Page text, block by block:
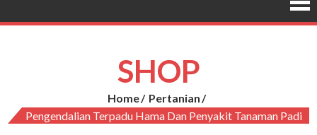
SHOP
Home
Pertanian
Pengendalian Terpadu Hama Dan Penyakit Tanaman Padi